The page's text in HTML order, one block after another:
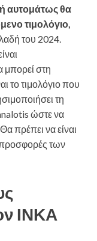
αυτομάτως θα
τιμολόγιο,
του 2024.
μπορεί στη
το τιμολόγιο που
τη
ώστε να
πρέπει να είναι
των
ΙΝΚΑ